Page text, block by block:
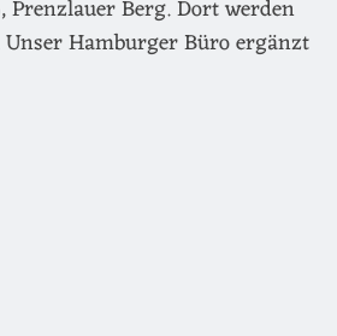
Berg. Dort werden
Hamburger Büro ergänzt